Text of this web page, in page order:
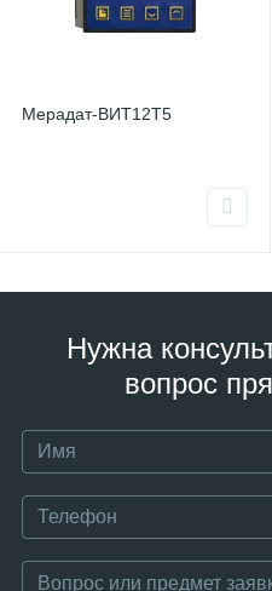
Мерадат-ВИТ12Т5
Нужна
вопрос